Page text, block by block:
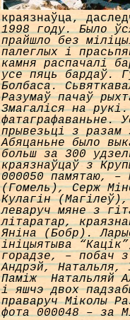
краязнаўца,
1998 году. Было
прайшло без
палеглых і
камня распачалі
усе пяць бардаў.
Болбаса.
Разумаў пачаў
Змагаліся на
фатаграфаваньне.
прывезьці з
Абяцаньне было
больш за 300
краязнаўцаў з
000050 памятаю, –
(Гомель), Серж
Кулагін
леваруч мяне з
літаратар,
Яніна (Бобр).
ініцыятыва
горадзе, – побач
Андрэй, Натальля,
Паміж Натальляй
і яшчэ двох
праваруч Міколы
фота 000048 – за